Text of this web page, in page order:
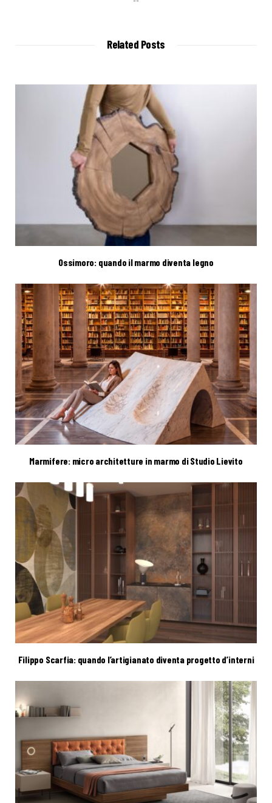
Related Posts
Ossimoro: quando il marmo diventa legno
Marmifere: micro architetture in marmo di Studio Lievito
Filippo Scarfia: quando l’artigianato diventa progetto d’interni